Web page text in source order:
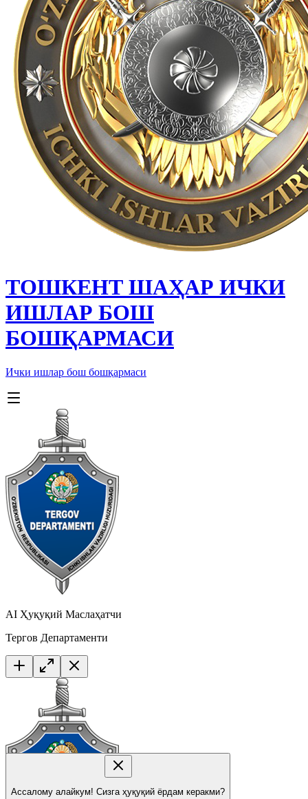
ТОШКЕНТ ШАҲАР ИЧКИ
ИШЛАР БОШ
БОШҚАРМАСИ
Ички ишлар бош бошқармаси
AI Ҳуқуқий Маслаҳатчи
Тергов Департаменти
Ассалому алайкум! Сизга ҳуқуқий ёрдам керакми?